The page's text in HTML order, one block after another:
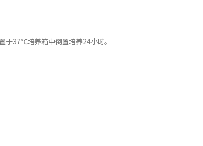
于37℃培养箱中倒置培养24小时。